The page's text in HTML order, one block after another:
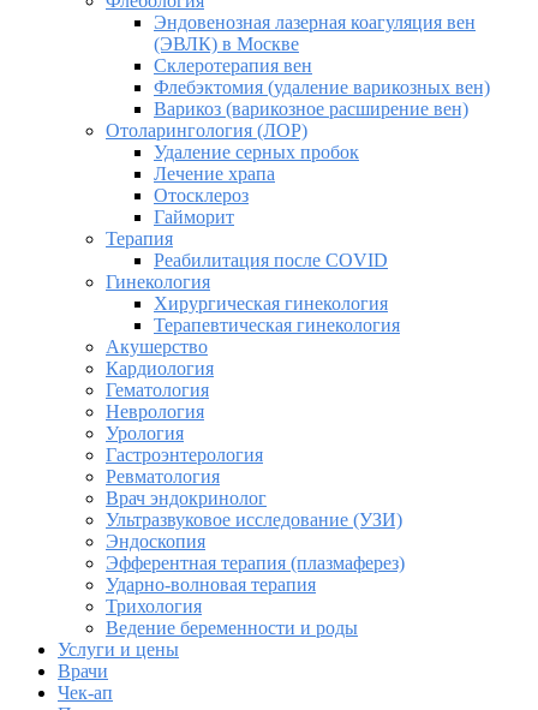
Эндовенозная лазерная коагуляция вен
(ЭВЛК) в Москве
Склеротерапия вен
Флебэктомия (удаление варикозных вен)
Варикоз (варикозное расширение вен)
Отоларингология (ЛОР)
Удаление серных пробок
Лечение храпа
Отосклероз
Гайморит
Терапия
Реабилитация после COVID
Гинекология
Хирургическая гинекология
Терапевтическая гинекология
Акушерство
Кардиология
Гематология
Неврология
Урология
Гастроэнтерология
Ревматология
Врач эндокринолог
Ультразвуковое исследование (УЗИ)
Эндоскопия
Эфферентная терапия (плазмаферез)
Ударно-волновая терапия
Трихология
Ведение беременности и роды
Услуги и цены
Врачи
Чек-ап